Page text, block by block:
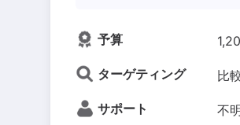
予算
ターゲティング 比
サポート 不